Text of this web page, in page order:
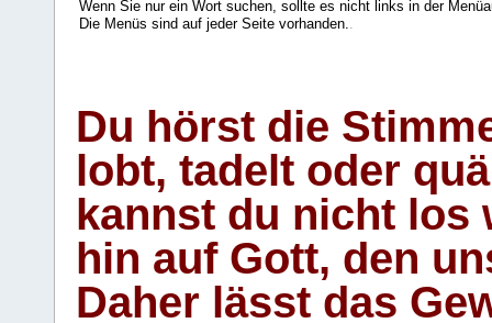
Wenn Sie nur ein Wort suchen, sollte es nicht links in der
Die Menüs sind auf jeder Seite vorhanden.
Du hörst die
lobt, tadelt oder
kannst du nicht los
hin auf Gott, den
Daher lässt das